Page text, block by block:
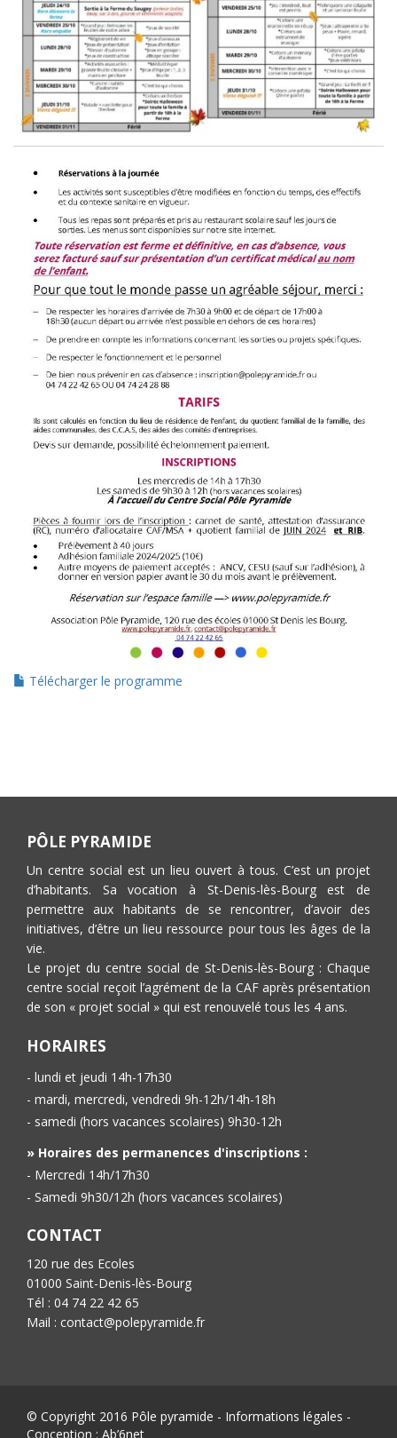
Télécharger le programme
PÔLE PYRAMIDE
Un centre social est un lieu ouvert à tous. C’est un projet
d’habitants. Sa vocation à St-Denis-lès-Bourg est de
permettre aux habitants de se rencontrer, d’avoir des
initiatives, d’être un lieu ressource pour tous les âges de la
vie.
Le projet du centre social de St-Denis-lès-Bourg : Chaque
centre social reçoit l’agrément de la CAF après présentation
de son « projet social » qui est renouvelé tous les 4 ans.
HORAIRES
- lundi et jeudi 14h-17h30
- mardi, mercredi, vendredi 9h-12h/14h-18h
- samedi (hors vacances scolaires) 9h30-12h
» Horaires des permanences d'inscriptions :
- Mercredi 14h/17h30
- Samedi 9h30/12h (hors vacances scolaires)
CONTACT
120 rue des Ecoles
01000 Saint-Denis-lès-Bourg
Tél : 04 74 22 42 65
Mail : contact@polepyramide.fr
© Copyright 2016 Pôle pyramide - Informations légales -
Conception : Ab’6net